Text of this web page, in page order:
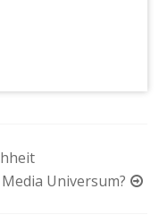
Universum?